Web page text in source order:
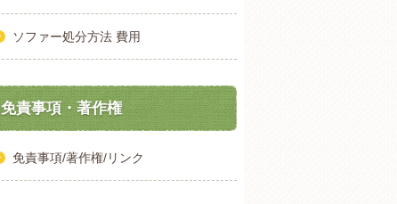
ソファー処分方法 費用
免責事項・著作権
免責事項/著作権/リンク